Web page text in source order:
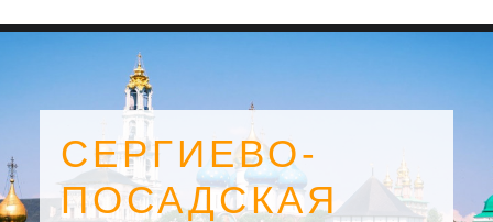
СЕРГИЕВО-
ПОСАДСКАЯ